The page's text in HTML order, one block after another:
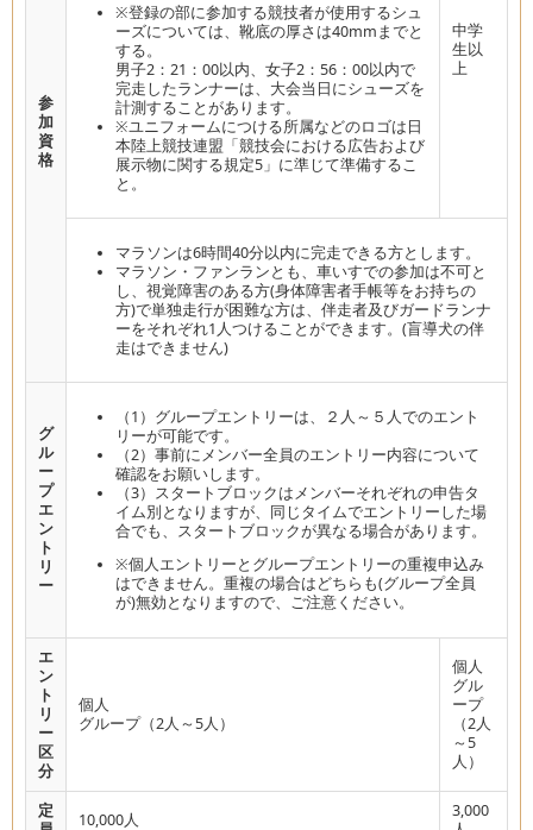
参
加
資
格
※登録の部に参加する競技者が使用するシュ
ーズについては、靴底の厚さは40mmまでと
する。
男子2：21：00以内、女子2：56：00以内で
完走したランナーは、大会当日にシューズを
計測することがあります。
※ユニフォームにつける所属などのロゴは日
本陸上競技連盟「競技会における広告および
展示物に関する規定5」に準じて準備するこ
と。
中学
生以
上
マラソンは6時間40分以内に完走できる方とします。
マラソン・ファンランとも、車いすでの参加は不可と
し、視覚障害のある方(身体障害者手帳等をお持ちの
方)で単独走行が困難な方は、伴走者及びガードランナ
ーをそれぞれ1人つけることができます。(盲導犬の伴
走はできません)
グ
ル
ー
プ
エ
ン
ト
リ
ー
（1）グループエントリーは、２人～５人でのエント
リーが可能です。
（2）事前にメンバー全員のエントリー内容について
確認をお願いします。
（3）スタートブロックはメンバーそれぞれの申告タ
イム別となりますが、同じタイムでエントリーした場
合でも、スタートブロックが異なる場合があります。
※個人エントリーとグループエントリーの重複申込み
はできません。重複の場合はどちらも(グループ全員
が)無効となりますので、ご注意ください。
エ
ン
ト
リ
ー
区
分
個人
グループ（2人～5人）
個人
グル
ープ
（2人
～5
人）
定
10,000人
3,000